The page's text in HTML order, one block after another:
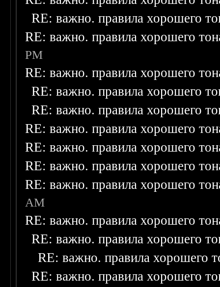
RE: важно. правила хорошего
RE: важно. правила хорошего
PM
RE: важно. правила хорошего
RE: важно. правила хорошего
RE: важно. правила хорошего
RE: важно. правила хорошего
RE: важно. правила хорошего
RE: важно. правила хорошего
RE: важно. правила хорошего
AM
RE: важно. правила хорошего
RE: важно. правила хорошего
RE: важно. правила хорошего
RE: важно. правила хорошего